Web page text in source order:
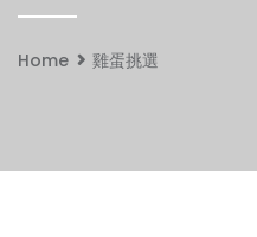
Home 雞蛋挑選